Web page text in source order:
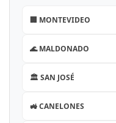
🏢 MONTEVIDEO
🌊 MALDONADO
🏛️ SAN JOSÉ
🚜 CANELONES